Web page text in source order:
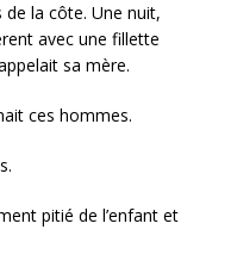
la côte. Une nuit,
avec une fillette
sa mère.
ces hommes.
pitié de l’enfant et